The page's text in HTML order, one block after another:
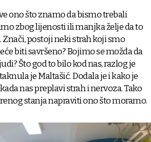
ono što znamo da bismo trebali
zbog lijenosti ili manjka želje da to
postoji neki strah koji smo
biti savršeno? Bojimo se možda da
Što god to bilo kod nas, razlog je
je Maltašić. Dodala je i kako je
nas preplavi strah i nervoza. Tako
stanja napraviti ono što moramo.